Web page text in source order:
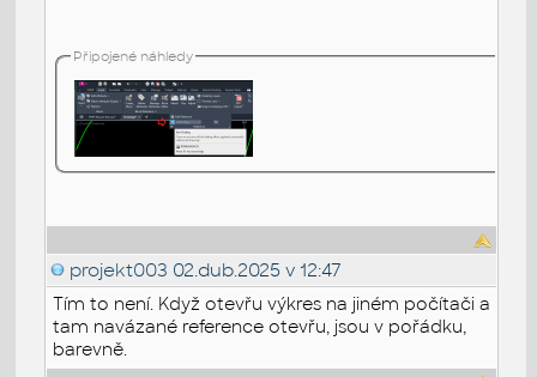
Připojené náhledy
projekt003 02.dub.2025 v 12:47
Tím to není. Když otevřu výkres na jiném počítači a
tam navázané reference otevřu, jsou v pořádku,
barevně.